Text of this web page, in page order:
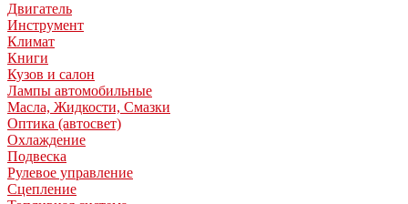
Двигатель
Инструмент
Климат
Книги
Кузов и салон
Лампы автомобильные
Масла, Жидкости, Смазки
Оптика (автосвет)
Охлаждение
Подвеска
Рулевое управление
Сцепление